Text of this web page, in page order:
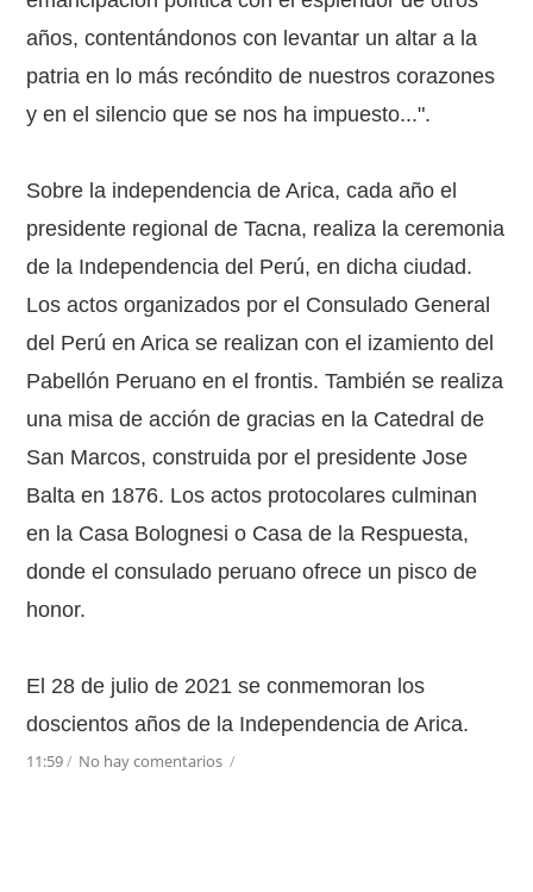
años, contentándonos con levantar un altar a la
patria en lo más recóndito de nuestros corazones
y en el silencio que se nos ha impuesto...".
Sobre la independencia de Arica, cada año el
presidente regional de Tacna, realiza la ceremonia
de la Independencia del Perú, en dicha ciudad.
Los actos organizados por el Consulado General
del Perú en Arica se realizan con el izamiento del
Pabellón Peruano en el frontis. También se realiza
una misa de acción de gracias en la Catedral de
San Marcos, construida por el presidente Jose
Balta en 1876. Los actos protocolares culminan
en la Casa Bolognesi o Casa de la Respuesta,
donde el consulado peruano ofrece un pisco de
honor.
El 28 de julio de 2021 se conmemoran los
doscientos años de la Independencia de Arica.
11:59/ No hay comentarios /